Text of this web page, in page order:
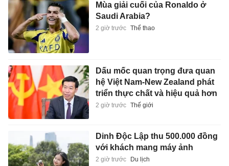
Mùa giải cuối của Ronaldo ở
Saudi Arabia?
2 giờ trước Thể thao
Dấu mốc quan trọng đưa quan
hệ Việt Nam-New Zealand phát
triển thực chất và hiệu quả hơn
2 giờ trước Thế giới
Dinh Độc Lập thu 500.000 đồng
với khách mang máy ảnh
2 giờ trước Du lịch